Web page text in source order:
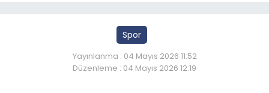
Spor
Yayınlanma : 04 Mayıs 2026 11:52
Düzenleme : 04 Mayıs 2026 12:19